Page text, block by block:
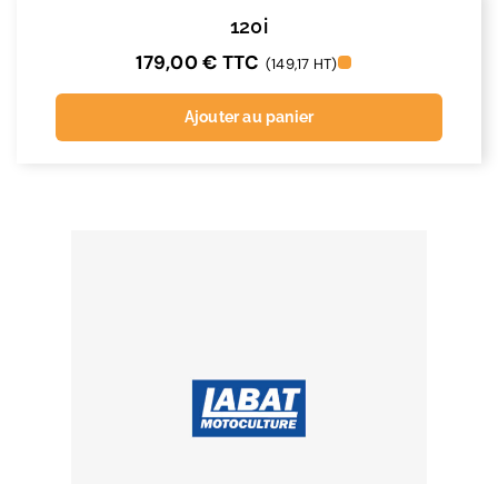
120i
179,00€ TTC (149,17 HT)
Ajouter au panier